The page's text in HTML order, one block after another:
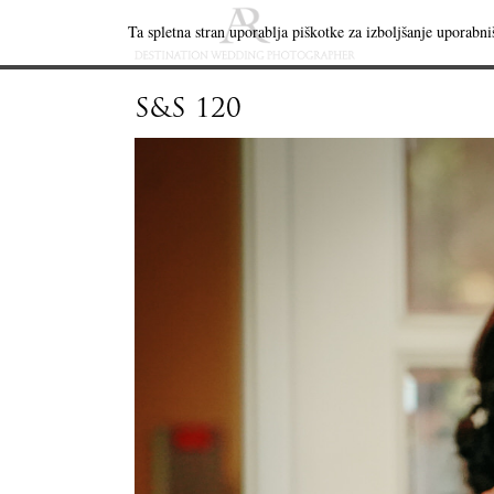
S&S 120
Ta spletna stran uporablja piškotke za izboljšanje